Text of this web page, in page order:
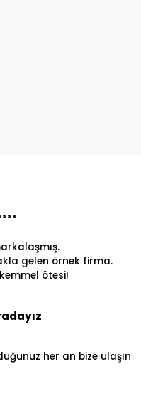
gelen örnek firma.
ötesi!
her an bize ulaşın